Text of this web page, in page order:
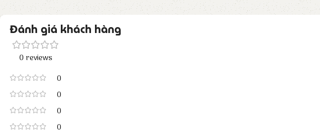
Đánh giá khách hàng
0 reviews
0
0
0
0